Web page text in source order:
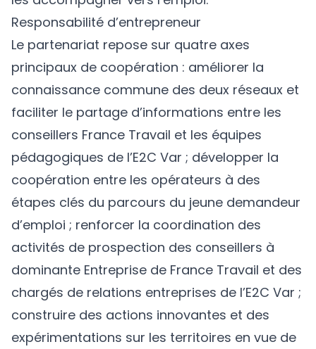
Responsabilité d’entrepreneur
Le partenariat repose sur quatre axes
principaux de coopération : améliorer la
connaissance commune des deux réseaux et
faciliter le partage d’informations entre les
conseillers France Travail et les équipes
pédagogiques de l’E2C Var ; développer la
coopération entre les opérateurs à des
étapes clés du parcours du jeune demandeur
d’emploi ; renforcer la coordination des
activités de prospection des conseillers à
dominante Entreprise de France Travail et des
chargés de relations entreprises de l’E2C Var ;
construire des actions innovantes et des
expérimentations sur les territoires en vue de